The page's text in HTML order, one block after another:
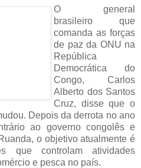
O general
brasileiro que
comanda as forças
de paz da ONU na
República
Democrática do
Congo, Carlos
Alberto dos Santos
Cruz, disse que o
Depois da derrota no ano
ao governo congolês e
o objetivo atualmente é
que controlam atividades
e pesca no país.